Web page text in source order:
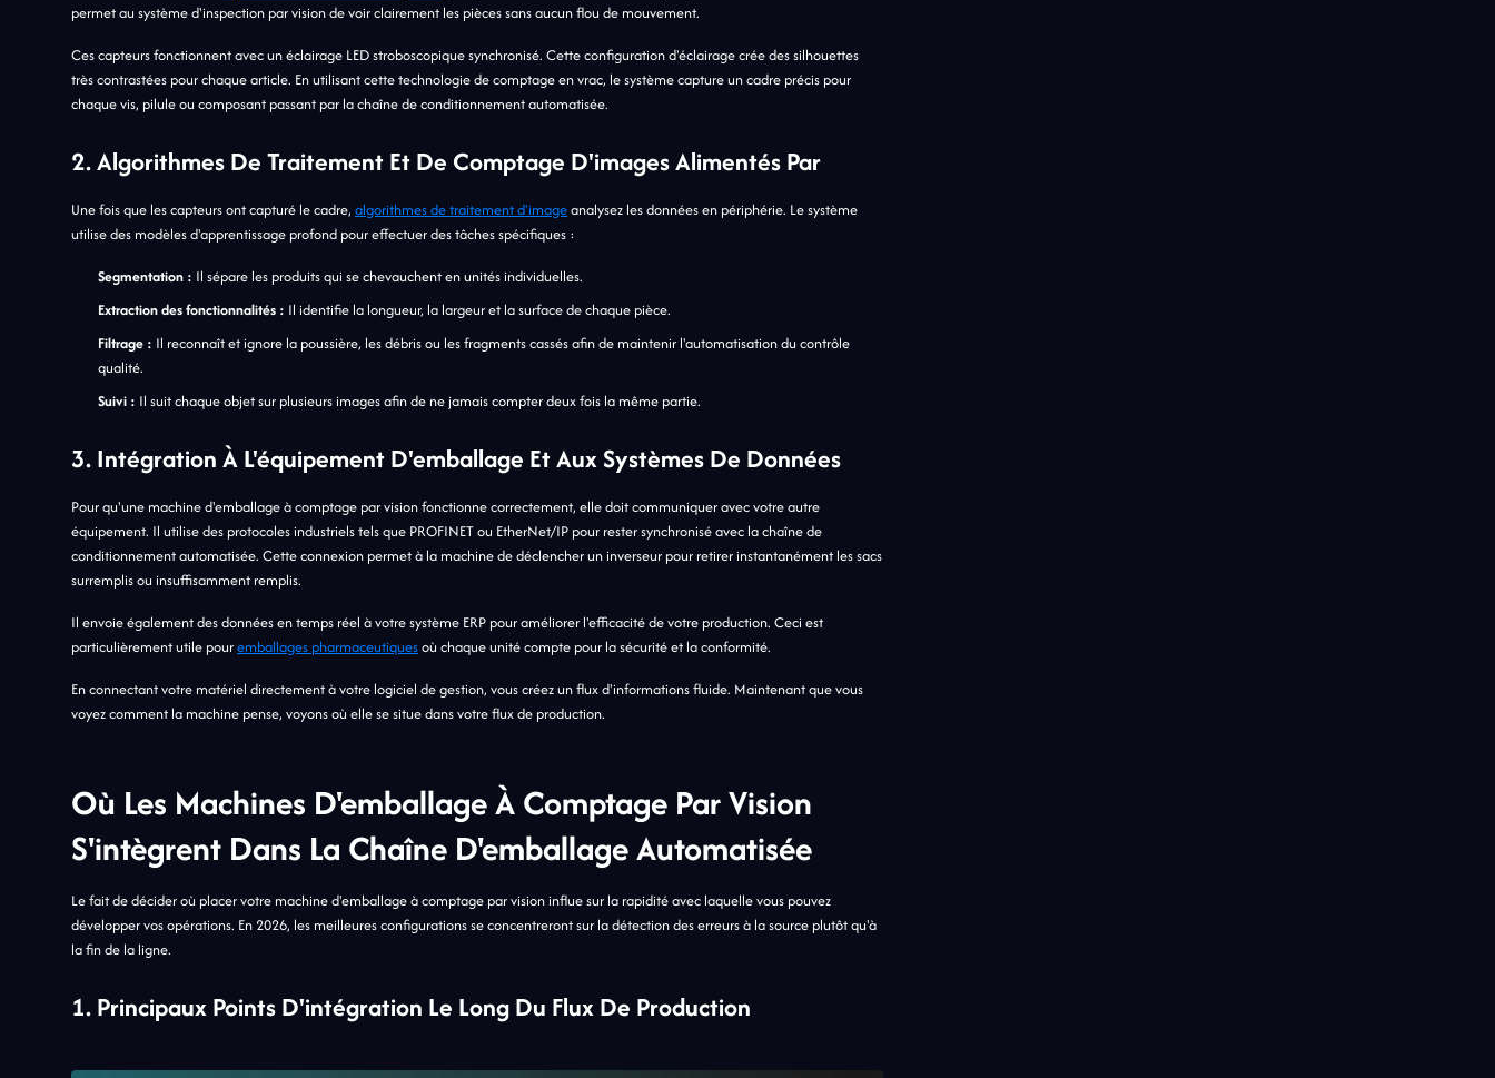
permet au système d'inspection par vision de voir clairement les pièces sans aucun flou de mouvement.
Ces capteurs fonctionnent avec un éclairage LED stroboscopique synchronisé. Cette configuration d'éclairage crée des silhouettes
très contrastées pour chaque article. En utilisant cette technologie de comptage en vrac, le système capture un cadre précis pour
chaque vis, pilule ou composant passant par la chaîne de conditionnement automatisée.
2. Algorithmes De Traitement Et De Comptage D'images Alimentés Par
Une fois que les capteurs ont capturé le cadre, algorithmes de traitement d'imageanalysez les données en périphérie. Le système
utilise des modèles d'apprentissage profond pour effectuer des tâches spécifiques :
Segmentation : Il sépare les produits qui se chevauchent en unités individuelles.
Extraction des fonctionnalités : Il identifie la longueur, la largeur et la surface de chaque pièce.
Filtrage : Il reconnaît et ignore la poussière, les débris ou les fragments cassés afin de maintenir l'automatisation du contrôle
qualité.
Suivi : Il suit chaque objet sur plusieurs images afin de ne jamais compter deux fois la même partie.
3. Intégration À L'équipement D'emballage Et Aux Systèmes De Données
Pour qu'une machine d'emballage à comptage par vision fonctionne correctement, elle doit communiquer avec votre autre
équipement. Il utilise des protocoles industriels tels que PROFINET ou EtherNet/IP pour rester synchronisé avec la chaîne de
conditionnement automatisée. Cette connexion permet à la machine de déclencher un inverseur pour retirer instantanément les sacs
surremplis ou insuffisamment remplis.
Il envoie également des données en temps réel à votre système ERP pour améliorer l'efficacité de votre production. Ceci est
particulièrement utile pouremballages pharmaceutiquesoù chaque unité compte pour la sécurité et la conformité.
En connectant votre matériel directement à votre logiciel de gestion, vous créez un flux d'informations fluide. Maintenant que vous
voyez comment la machine pense, voyons où elle se situe dans votre flux de production.
Où Les Machines D'emballage À Comptage Par Vision
S'intègrent Dans La Chaîne D'emballage Automatisée
Le fait de décider où placer votre machine d'emballage à comptage par vision influe sur la rapidité avec laquelle vous pouvez
développer vos opérations. En 2026, les meilleures configurations se concentreront sur la détection des erreurs à la source plutôt qu'à
la fin de la ligne.
1. Principaux Points D'intégration Le Long Du Flux De Production